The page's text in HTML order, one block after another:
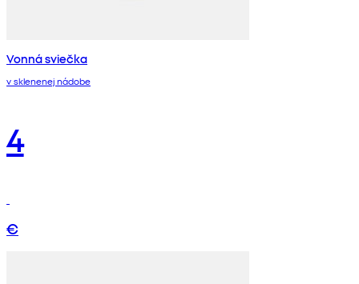
Vonná sviečka
v sklenenej nádobe
4
€